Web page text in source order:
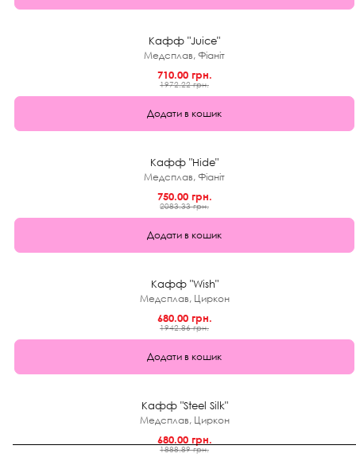
Кафф "Juice"
Медсплав, Фіаніт
710.00 грн.
1972.22 грн.
Додати в кошик
Кафф "Hide"
Медсплав, Фіаніт
750.00 грн.
2083.33 грн.
Додати в кошик
Кафф "Wish"
Медсплав, Циркон
680.00 грн.
1942.86 грн.
Додати в кошик
Кафф "Steel Silk"
Медсплав, Циркон
680.00 грн.
1888.89 грн.